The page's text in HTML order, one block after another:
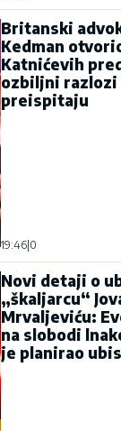
Britanski
Kedman
Katnićevih
ozbiljni razlozi
preispitaju
19:46|0
Novi detaji o
„škaljarcu“
Mrvaljeviću:
na slobodi
je planirao